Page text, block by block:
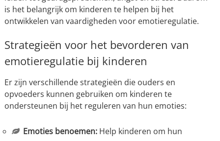
is het belangrijk om kinderen te helpen bij het
ontwikkelen van vaardigheden voor emotieregulatie.
Strategieën voor het bevorderen van
emotieregulatie bij kinderen
Er zijn verschillende strategieën die ouders en
opvoeders kunnen gebruiken om kinderen te
ondersteunen bij het reguleren van hun emoties:
Emoties benoemen:Help kinderen om hun